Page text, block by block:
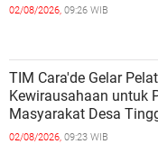
02/08/2026, 09:26 WIB
TIM Cara'de Gelar
Kewirausahaan untuk
Masyarakat Desa
02/08/2026, 09:23 WIB